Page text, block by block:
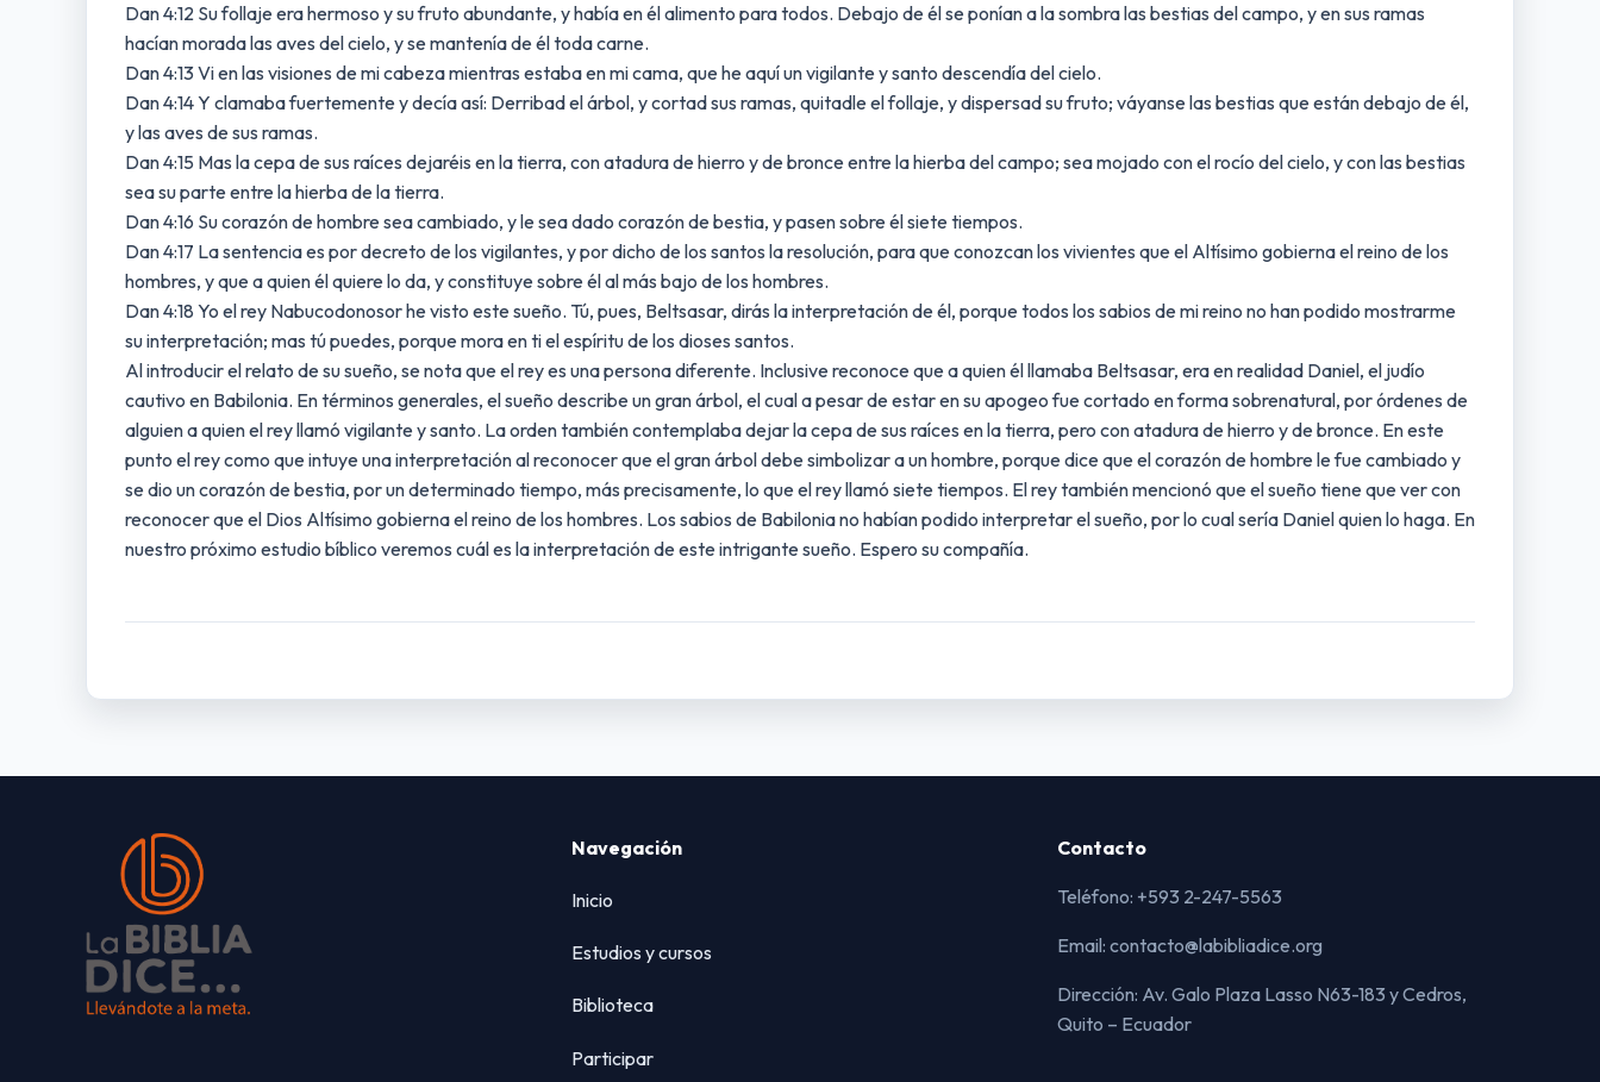
Dan 4:12 Su follaje era hermoso y su fruto abundante, y había en él alimento para todos. Debajo de él se ponían a la sombra las bestias del campo, y en sus ramas
hacían morada las aves del cielo, y se mantenía de él toda carne.
Dan 4:13 Vi en las visiones de mi cabeza mientras estaba en mi cama, que he aquí un vigilante y santo descendía del cielo.
Dan 4:14 Y clamaba fuertemente y decía así: Derribad el árbol, y cortad sus ramas, quitadle el follaje, y dispersad su fruto; váyanse las bestias que están debajo de él,
y las aves de sus ramas.
Dan 4:15 Mas la cepa de sus raíces dejaréis en la tierra, con atadura de hierro y de bronce entre la hierba del campo; sea mojado con el rocío del cielo, y con las bestias
sea su parte entre la hierba de la tierra.
Dan 4:16 Su corazón de hombre sea cambiado, y le sea dado corazón de bestia, y pasen sobre él siete tiempos.
Dan 4:17 La sentencia es por decreto de los vigilantes, y por dicho de los santos la resolución, para que conozcan los vivientes que el Altísimo gobierna el reino de los
hombres, y que a quien él quiere lo da, y constituye sobre él al más bajo de los hombres.
Dan 4:18 Yo el rey Nabucodonosor he visto este sueño. Tú, pues, Beltsasar, dirás la interpretación de él, porque todos los sabios de mi reino no han podido mostrarme
su interpretación; mas tú puedes, porque mora en ti el espíritu de los dioses santos.
Al introducir el relato de su sueño, se nota que el rey es una persona diferente. Inclusive reconoce que a quien él llamaba Beltsasar, era en realidad Daniel, el judío
cautivo en Babilonia. En términos generales, el sueño describe un gran árbol, el cual a pesar de estar en su apogeo fue cortado en forma sobrenatural, por órdenes de
alguien a quien el rey llamó vigilante y santo. La orden también contemplaba dejar la cepa de sus raíces en la tierra, pero con atadura de hierro y de bronce. En este
punto el rey como que intuye una interpretación al reconocer que el gran árbol debe simbolizar a un hombre, porque dice que el corazón de hombre le fue cambiado y
se dio un corazón de bestia, por un determinado tiempo, más precisamente, lo que el rey llamó siete tiempos. El rey también mencionó que el sueño tiene que ver con
reconocer que el Dios Altísimo gobierna el reino de los hombres. Los sabios de Babilonia no habían podido interpretar el sueño, por lo cual sería Daniel quien lo haga. En
nuestro próximo estudio bíblico veremos cuál es la interpretación de este intrigante sueño. Espero su compañía.
Navegación
Inicio
Estudios y cursos
Biblioteca
Participar
Contacto
Teléfono: +593 2-247-5563
Email: contacto@labibliadice.org
Dirección: Av. Galo Plaza Lasso N63-183 y Cedros,
Quito – Ecuador